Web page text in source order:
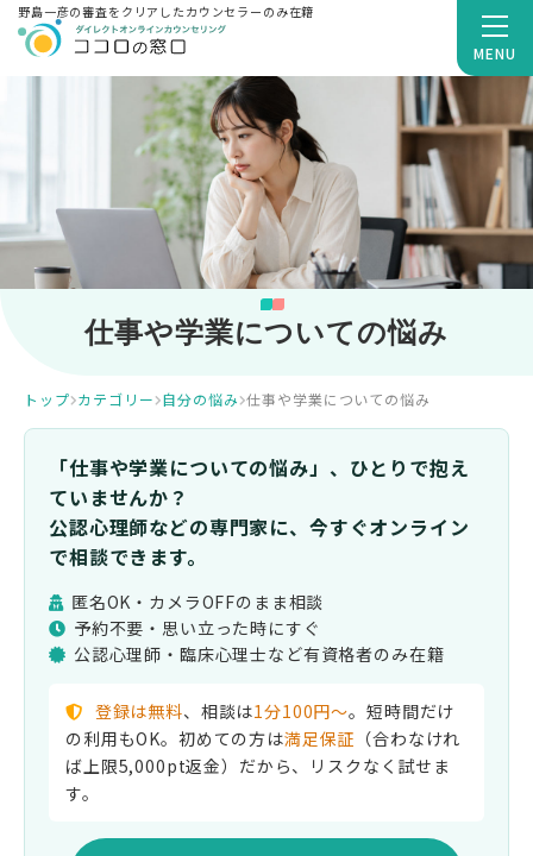
MENU
野島一彦の審査をクリアしたカウンセラーのみ在籍
仕事や学業についての悩み
トップ カテゴリー 自分の悩み 仕事や学業についての悩み
「仕事や学業についての悩み」、ひとりで抱え
ていませんか？
公認心理師などの専門家に、今すぐオンライン
で相談できます。
匿名OK・カメラOFFのまま相談
予約不要・思い立った時にすぐ
公認心理師・臨床心理士など有資格者のみ在籍
登録は無料、相談は1分100円〜。短時間だけ
の利用もOK。初めての方は満足保証 （合わなけれ
ば上限5,000pt返金）だから、リスクなく試せま
す。